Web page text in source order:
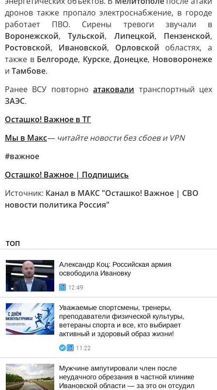
дронов также пропало электроснабжение, в городе
работает ПВО. Сирены тревоги звучали в
Воронежской,Тульской, Липецкой, Пензенской,
Ростовской, Ивановской, Орловской областях, а
также в Белгороде, Курске,Донецке, Нововоронеже
и Тамбове.
Ранее ВСУ повторноатаковали транспортный цех
ЗАЭС.
Осташко! Важное в ТГ
Мы в Макс— читайте новости без сбоев и VPN
#важное
Осташко! Важное | Подпишись
Источник: Канал в МАКС "Осташко! Важное | СВО
новости политика Россия"
ТОП
Александр Коц: Российская армия
освободила Ивановку
12:49
Уважаемые спортсмены, тренеры,
преподаватели физической культуры,
ветераны спорта и все, кто выбирает
активный и здоровый образ жизни!
11:22
Мужчине ампутировали член после
неудачного обрезания в частной клинике
Ивановской области — за это он отсудил